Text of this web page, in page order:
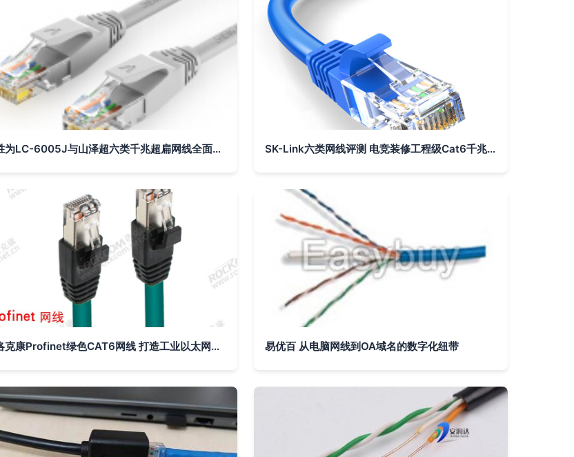
胜为LC-6005J与山泽超六类千兆超扁网线全面对比及选购指南 SK-Link六类网线评测 电竞装修工程级Cat6千兆网络跳线畅速体验
洛克康Profinet绿色CAT6网线 打造工业以太网连接的新标杆 易优百 从电脑网线到OA域名的数字化纽带